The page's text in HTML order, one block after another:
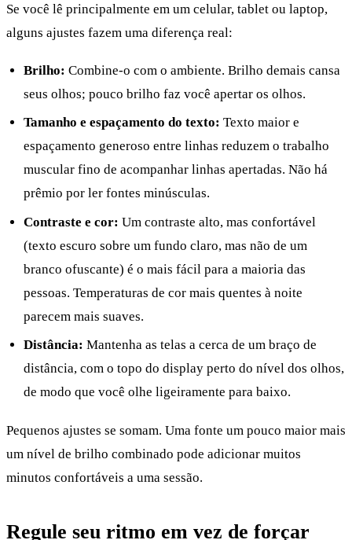
Se você lê principalmente em um celular, tablet ou laptop,
alguns ajustes fazem uma diferença real:
Brilho: Combine-o com o ambiente. Brilho demais cansa
seus olhos; pouco brilho faz você apertar os olhos.
Tamanho e espaçamento do texto: Texto maior e
espaçamento generoso entre linhas reduzem o trabalho
muscular fino de acompanhar linhas apertadas. Não há
prêmio por ler fontes minúsculas.
Contraste e cor: Um contraste alto, mas confortável
(texto escuro sobre um fundo claro, mas não de um
branco ofuscante) é o mais fácil para a maioria das
pessoas. Temperaturas de cor mais quentes à noite
parecem mais suaves.
Distância: Mantenha as telas a cerca de um braço de
distância, com o topo do display perto do nível dos olhos,
de modo que você olhe ligeiramente para baixo.
Pequenos ajustes se somam. Uma fonte um pouco maior mais
um nível de brilho combinado pode adicionar muitos
minutos confortáveis a uma sessão.
Regule seu ritmo em vez de forçar